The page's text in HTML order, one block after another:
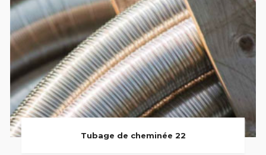
Tubage de cheminée 22